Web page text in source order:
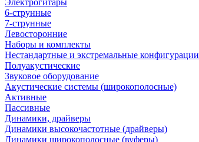
Электрогитары
6-струнные
7-струнные
Левосторонние
Наборы и комплекты
Нестандартные и экстремальные конфигурации
Полуакустические
Звуковое оборудование
Акустические системы (широкополосные)
Активные
Пассивные
Динамики, драйверы
Динамики высокочастотные (драйверы)
Динамики широкополосные (вуферы)